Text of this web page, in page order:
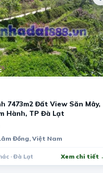
Chí Minh, Việt Nam
7473m2 Đất View Săn Mây,
Hành, TP Đà Lạt
Đồng, Việt Nam
· Đà Lạt Xem chi tiết